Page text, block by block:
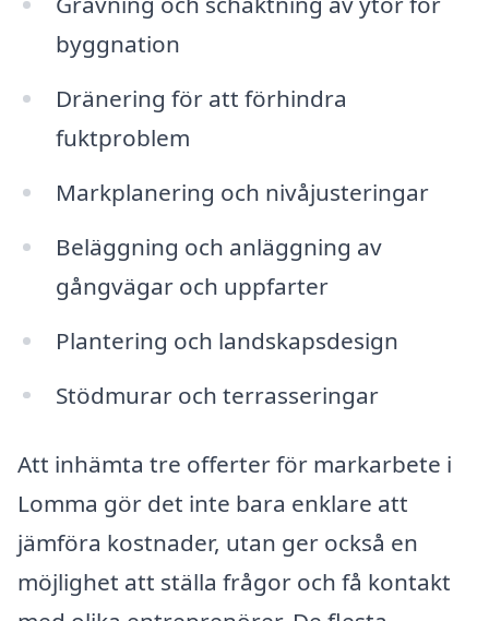
byggnation
Dränering för att förhindra
fuktproblem
Markplanering och nivåjusteringar
Beläggning och anläggning av
gångvägar och uppfarter
Plantering och landskapsdesign
Stödmurar och terrasseringar
Att inhämta tre offerter för markarbete i
Lomma gör det inte bara enklare att
jämföra kostnader, utan ger också en
möjlighet att ställa frågor och få kontakt